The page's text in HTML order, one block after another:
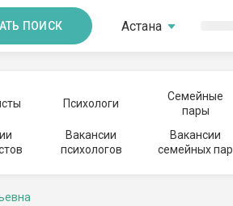
ПОИСК Астана
Психологи
Семейные
пары
Вакансии
психологов
Вакансии
семейных пар